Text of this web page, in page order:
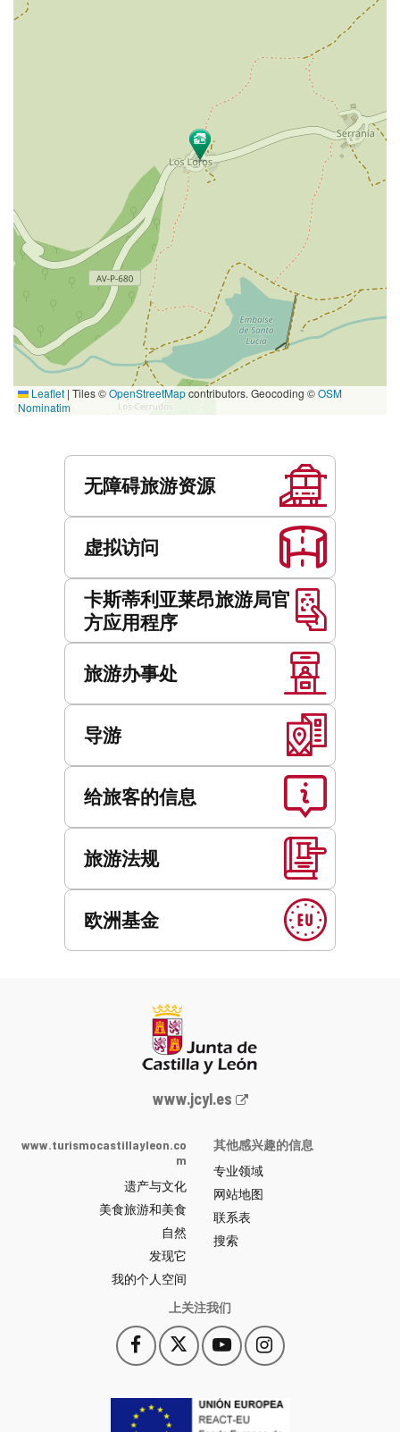
Leaflet | Tiles ©OpenStreetMapcontributors. Geocoding ©OSM
Nominatim
无障碍旅游资源
虚拟访问
卡斯蒂利亚莱昂旅游局官
方应用程序
旅游办事处
导游
给旅客的信息
旅游法规
欧洲基金
Junta
y
León
网
站
门
户
-
www.jcyl.es
www.turismocastillayleon.co
m
遗产与文化
美食旅游和美食
自然
发现它
我的个人空间
其他感兴趣的信息
专业领域
网站地图
联系表
搜索
上关注我们
Facebook
此
链
会
打
此
链
YouTube
此
链
会
打
Instagram
此
链
会